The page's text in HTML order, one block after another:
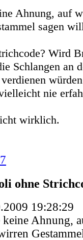
Ahnung, auf
sagen
Wird
Schlangen an
nie
wirklich.
ohne
19:28:29
Ahnung,